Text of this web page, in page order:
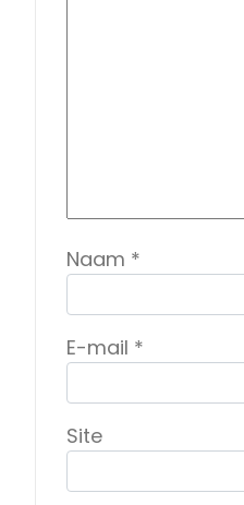
Naam *
E-mail *
Site